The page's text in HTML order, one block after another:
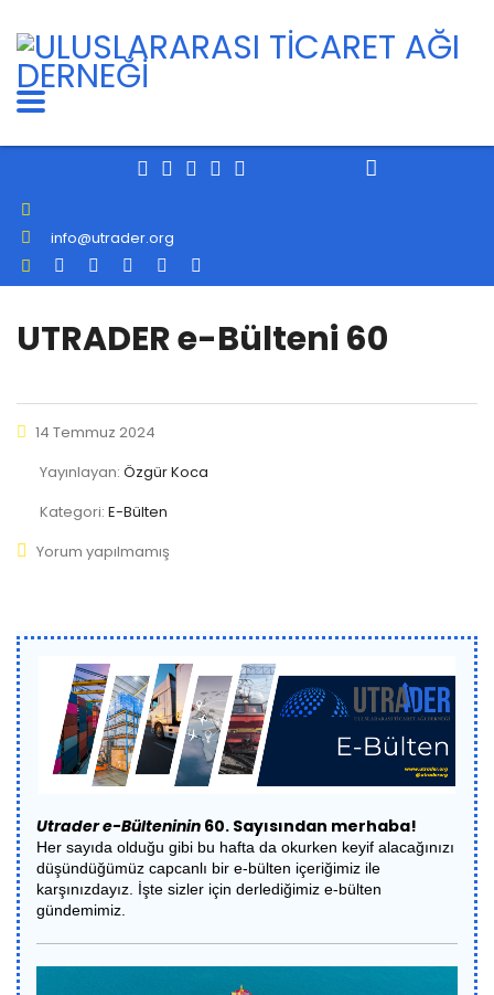
info@utrader.org
UTRADER e-Bülteni 60
14 Temmuz 2024
Yayınlayan: Özgür Koca
Kategori: E-Bülten
Yorum yapılmamış
Utrader e-Bülteninin 60. Sayısından merhaba!
Her sayıda olduğu gibi bu hafta da okurken keyif alacağınızı
düşündüğümüz capcanlı bir e-bülten içeriğimiz ile
karşınızdayız. İşte sizler için derlediğimiz e-bülten
gündemimiz.